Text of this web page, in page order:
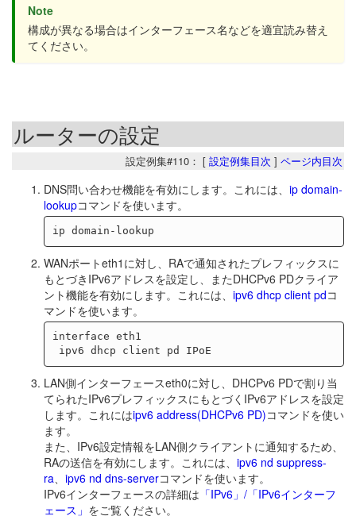
Note
構成が異なる場合はインターフェース名などを適宜読み替え
てください。
ルーターの設定
設定例集#110： [ 設定例集目次 ] ページ内目次
DNS問い合わせ機能を有効にします。これには、 ip domain-
lookupコマンドを使います。
WANポートeth1に対し、RAで通知されたプレフィックスに
もとづきIPv6アドレスを設定し、またDHCPv6 PDクライア
ント機能を有効にします。これには、 ipv6 dhcp client pdコ
マンドを使います。
interface eth1
LAN側インターフェースeth0に対し、DHCPv6 PDで割り当
てられたIPv6プレフィックスにもとづくIPv6アドレスを設定
します。これにはipv6 address(DHCPv6 PD)コマンドを使い
ます。
また、IPv6設定情報をLAN側クライアントに通知するため、
RAの送信を有効にします。これには、 ipv6 nd suppress-
ra
ipv6 nd dns-serverコマンドを使います。
IPv6インターフェースの詳細は 「IPv6」/「IPv6インターフ
ェース」 をご覧ください。